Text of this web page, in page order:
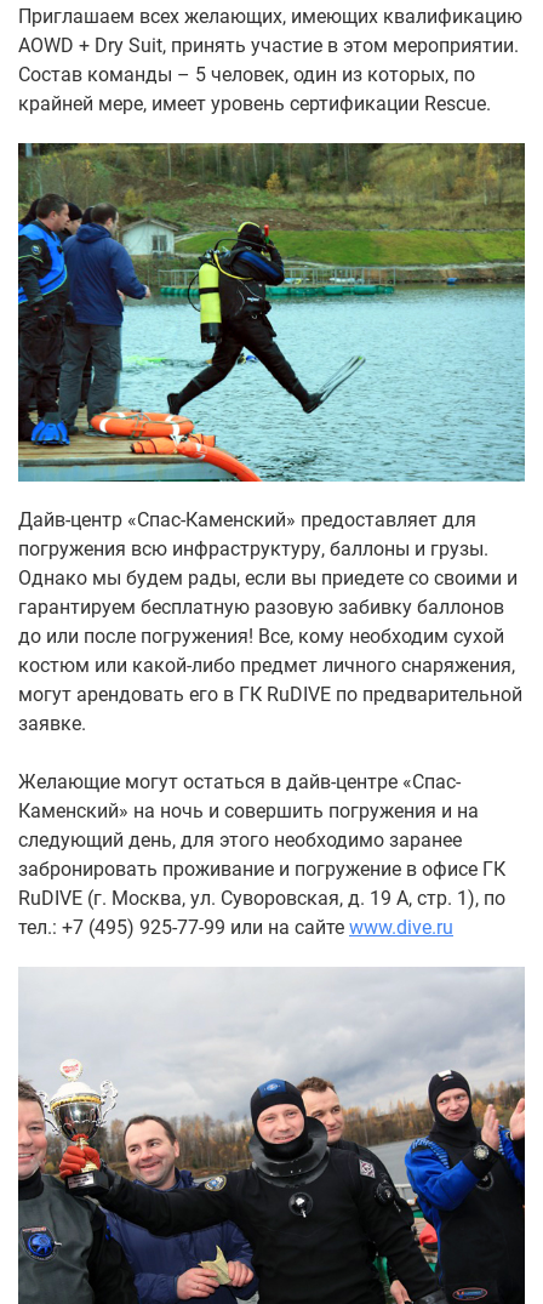
Приглашаем всех желающих, имеющих квалификацию
AOWD + Dry Suit, принять участие в этом мероприятии.
Состав команды – 5 человек, один из которых, по
крайней мере, имеет уровень сертификации Rescue.
Дайв-центр «Спас-Каменский» предоставляет для
погружения всю инфраструктуру, баллоны и грузы.
Однако мы будем рады, если вы приедете со своими и
гарантируем бесплатную разовую забивку баллонов
до или после погружения! Все, кому необходим сухой
костюм или какой-либо предмет личного снаряжения,
могут арендовать его в ГК RuDIVE по предварительной
заявке.
Желающие могут остаться в дайв-центре «Спас-
Каменский» на ночь и совершить погружения и на
следующий день, для этого необходимо заранее
забронировать проживание и погружение в офисе ГК
RuDIVE (г. Москва, ул. Суворовская, д. 19 А, стр. 1), по
тел.: +7 (495) 925-77-99 или на сайте www.dive.ru